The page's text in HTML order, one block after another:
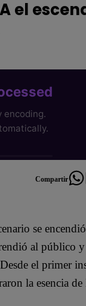
el
Compartir
se
al público
el primer
la esencia de